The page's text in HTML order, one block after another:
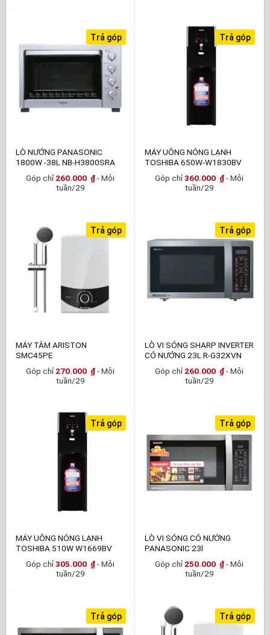
Trả góp
LÒ NƯỚNG PANASONIC
1800W -38L NB-H3800SRA
Góp chỉ 260.000 ₫ - Mỗi
tuần/29
Trả góp
MÁY UÔNG NÓNG LẠNH
TOSHIBA 650W-W1830BV
Góp chỉ360.000 ₫ - Mỗi
tuần/29
Trả góp
MÁY TẮM ARISTON
SMC45PE
Góp chỉ 270.000 ₫ - Mỗi
tuần/29
Trả góp
LÒ VI SÓNG SHARP INVERTER
CÓ NƯỚNG 23L R-G32XVN
Góp chỉ 260.000 ₫ - Mỗi
tuần/29
Trả góp
MÁY UÔNG NÓNG LẠNH
TOSHIBA 510W W1669BV
Góp chỉ305.000 ₫ - Mỗi
tuần/29
Trả góp
LÒ VI SÓNG CÓ NƯỚNG
PANASONIC 23l
Góp chỉ 250.000 ₫ - Mỗi
tuần/29
Trả góp Trả góp